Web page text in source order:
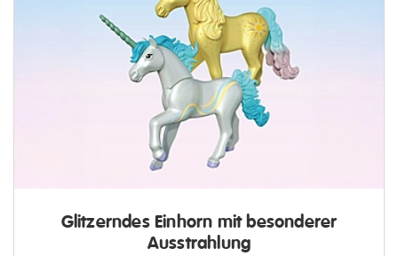
Glitzerndes Einhorn mit besonderer
Ausstrahlung